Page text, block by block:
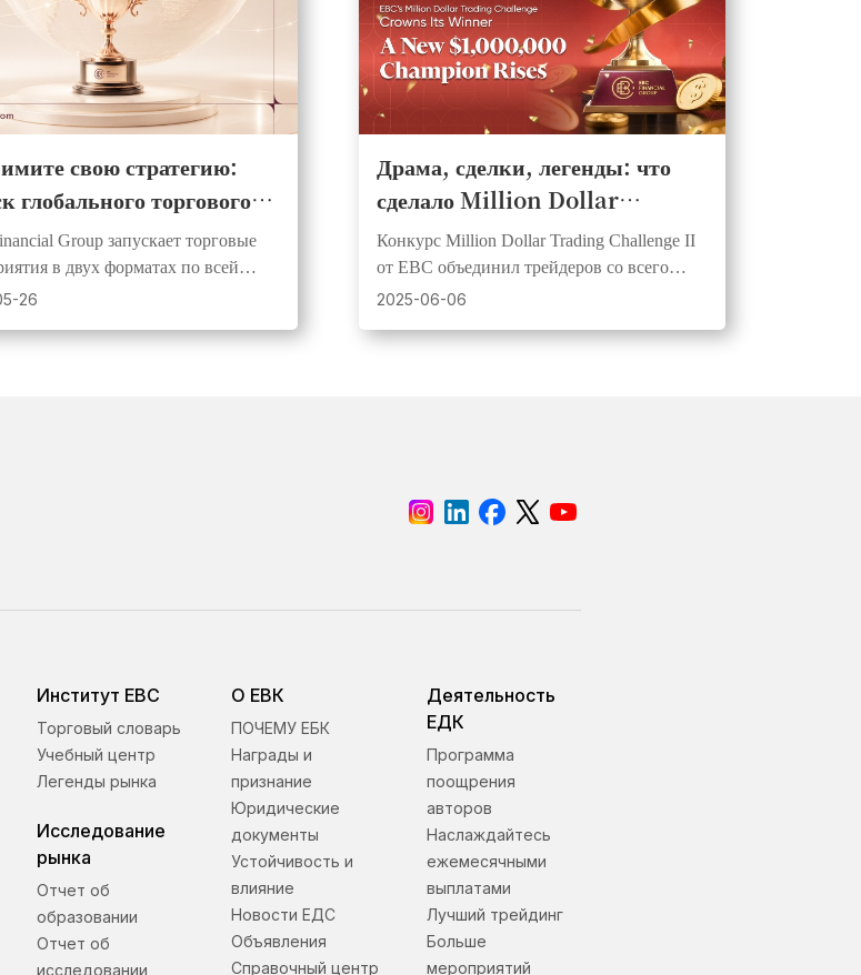
свою стратегию:
глобального торгового
с крупными
призами
Group запускает торговые
в двух форматах по всей
предлагая симуляционные
26
Драма, сделки, легенды: что
сделало Million Dollar
Trading Challenge II от EBC
незабываемым
Конкурс Million Dollar Trading Challenge II
от EBC объединил трейдеров со всего
мира в захватывающем состязании
2025-06-06
Институт ЕВС
Торговый словарь
Учебный центр
Легенды рынка
Исследование
рынка
Отчет об
образовании
Отчет об
исследовании
О ЕВК
ПОЧЕМУ ЕБК
Награды и
признание
Юридические
документы
Устойчивость и
влияние
Новости ЕДС
Объявления
Справочный центр
Деятельность
ЕДК
Программа
поощрения
авторов
Наслаждайтесь
ежемесячными
выплатами
Лучший трейдинг
Больше
мероприятий